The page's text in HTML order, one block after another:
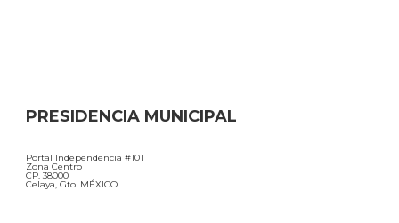
PRESIDENCIA MUNICIPAL
Portal Independencia #101
Zona Centro
CP. 38000
Celaya, Gto. MÉXICO